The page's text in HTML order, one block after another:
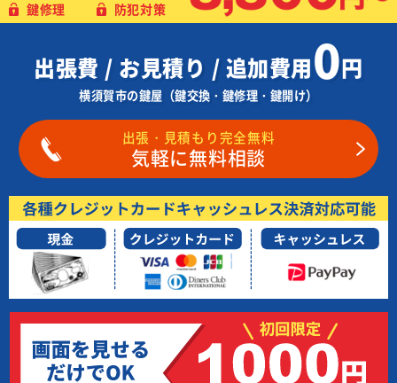
鍵修理
防犯対策
出張費 / お見積り / 追加費用0円
横須賀市の鍵屋（鍵交換・鍵修理・鍵開け）
出張・見積もり完全無料
気軽に無料相談